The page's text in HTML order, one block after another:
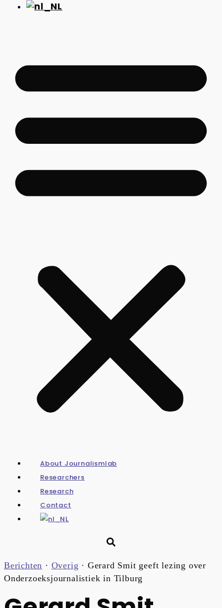
About Journalismlab
Researchers
Research
Contact
Berichten · Overig · Gerard Smit geeft lezing over
Onderzoeksjournalistiek in Tilburg